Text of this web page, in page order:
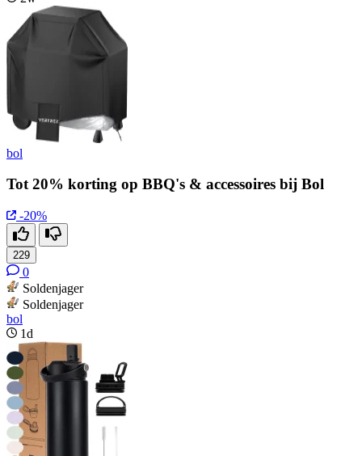
bol
Tot 20% korting op BBQ's & accessoires bij Bol
-20%
229
0
Soldenjager
Soldenjager
bol
1d